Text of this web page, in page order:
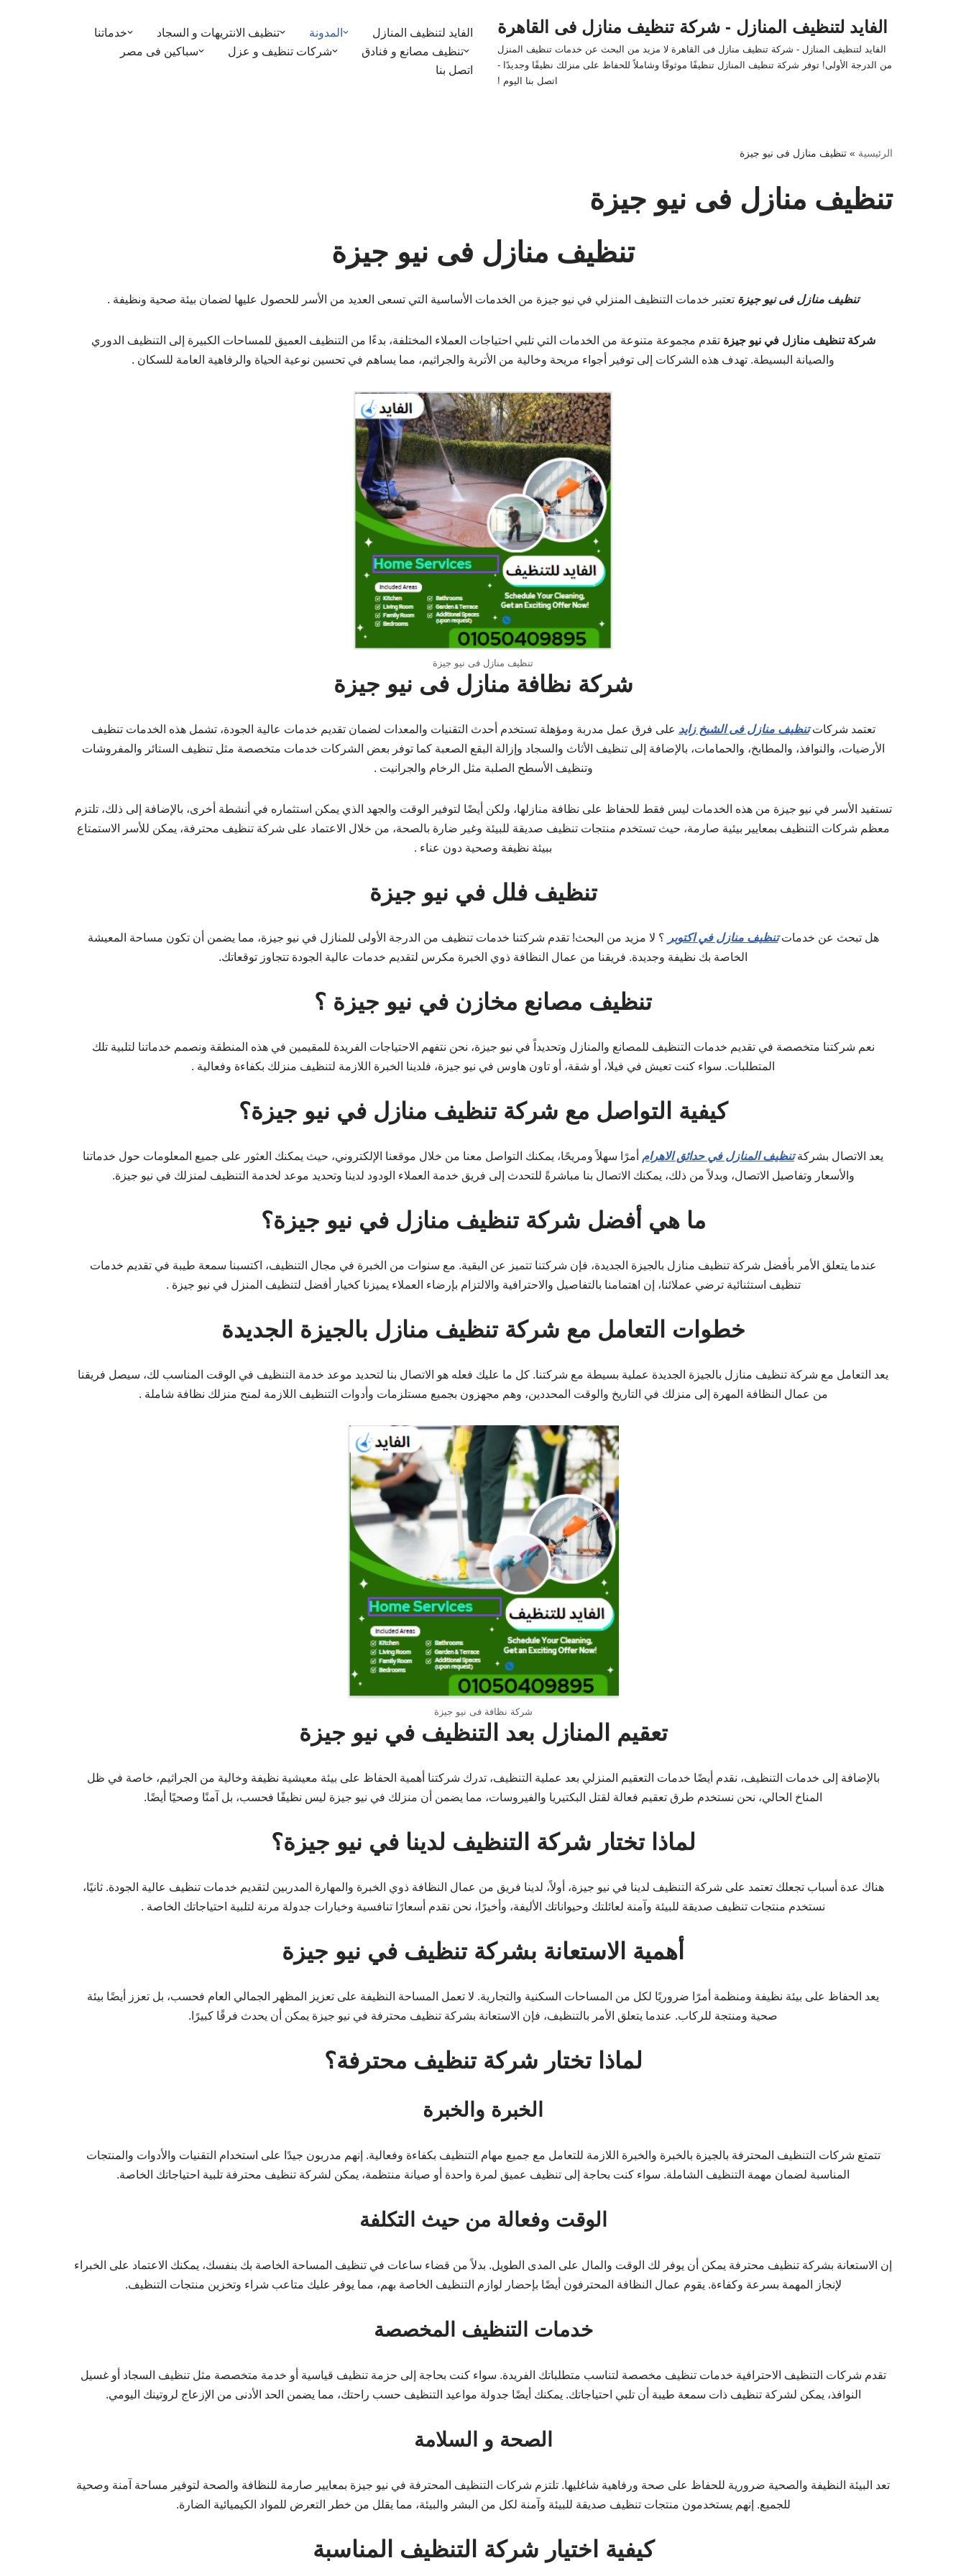
الفايد لتنظيف المنازل - شركة تنظيف منازل فى القاهرة
الفايد لتنظيف المنازل - شركة تنظيف منازل فى القاهرة لا مزيد من البحث عن خدمات تنظيف المنزل
من الدرجة الأولى! توفر شركة تنظيف المنازل تنظيفًا موثوقًا وشاملاً للحفاظ على منزلك نظيفًا وجديدًا -
اتصل بنا اليوم !
الفايد لتنظيف المنازل المدونة تنظيف الانتريهات و السجاد
خدماتنا
تنظيف مصانع و فنادق
شركات تنظيف و عزل
سباكين فى مصر
اتصل بنا
الرئيسية » تنظيف منازل فى نيو جيزة
تنظيف منازل فى نيو جيزة
تنظيف منازل فى نيو جيزة
تنظيف منازل فى نيو جيزة تعتبر خدمات التنظيف المنزلي في نيو جيزة من الخدمات الأساسية التي تسعى العديد من الأسر للحصول عليها لضمان بيئة صحية ونظيفة .
شركة تنظيف منازل في نيو جيزة تقدم مجموعة متنوعة من الخدمات التي تلبي احتياجات العملاء المختلفة، بدءًا من التنظيف العميق للمساحات الكبيرة إلى التنظيف الدوري
والصيانة البسيطة. تهدف هذه الشركات إلى توفير أجواء مريحة وخالية من الأتربة والجراثيم، مما يساهم في تحسين نوعية الحياة والرفاهية العامة للسكان .
تنظيف منازل فى نيو جيزة
شركة نظافة منازل فى نيو جيزة
تعتمد شركاتتنظيف منازل فى الشيخ زايد على فرق عمل مدربة ومؤهلة تستخدم أحدث التقنيات والمعدات لضمان تقديم خدمات عالية الجودة، تشمل هذه الخدمات تنظيف
الأرضيات، والنوافذ، والمطابخ، والحمامات، بالإضافة إلى تنظيف الأثاث والسجاد وإزالة البقع الصعبة كما توفر بعض الشركات خدمات متخصصة مثل تنظيف الستائر والمفروشات
وتنظيف الأسطح الصلبة مثل الرخام والجرانيت .
تستفيد الأسر في نيو جيزة من هذه الخدمات ليس فقط للحفاظ على نظافة منازلها، ولكن أيضًا لتوفير الوقت والجهد الذي يمكن استثماره في أنشطة أخرى، بالإضافة إلى ذلك، تلتزم
معظم شركات التنظيف بمعايير بيئية صارمة، حيث تستخدم منتجات تنظيف صديقة للبيئة وغير ضارة بالصحة، من خلال الاعتماد على شركة تنظيف محترفة، يمكن للأسر الاستمتاع
ببيئة نظيفة وصحية دون عناء .
تنظيف فلل في نيو جيزة
هل تبحث عن خدماتتنظيف منازل في اكتوبر ؟ لا مزيد من البحث! تقدم شركتنا خدمات تنظيف من الدرجة الأولى للمنازل في نيو جيزة، مما يضمن أن تكون مساحة المعيشة
الخاصة بك نظيفة وجديدة. فريقنا من عمال النظافة ذوي الخبرة مكرس لتقديم خدمات عالية الجودة تتجاوز توقعاتك.
تنظيف مصانع مخازن في نيو جيزة ؟
نعم شركتنا متخصصة في تقديم خدمات التنظيف للمصانع والمنازل وتحديداً في نيو جيزة، نحن نتفهم الاحتياجات الفريدة للمقيمين في هذه المنطقة ونصمم خدماتنا لتلبية تلك
المتطلبات. سواء كنت تعيش في فيلا، أو شقة، أو تاون هاوس في نيو جيزة، فلدينا الخبرة اللازمة لتنظيف منزلك بكفاءة وفعالية .
كيفية التواصل مع شركة تنظيف منازل في نيو جيزة؟
يعد الاتصال بشركةتنظيف المنازل في حدائق الاهرام أمرًا سهلاً ومريحًا، يمكنك التواصل معنا من خلال موقعنا الإلكتروني، حيث يمكنك العثور على جميع المعلومات حول خدماتنا
والأسعار وتفاصيل الاتصال، وبدلاً من ذلك، يمكنك الاتصال بنا مباشرةً للتحدث إلى فريق خدمة العملاء الودود لدينا وتحديد موعد لخدمة التنظيف لمنزلك في نيو جيزة.
ما هي أفضل شركة تنظيف منازل في نيو جيزة؟
عندما يتعلق الأمر بأفضل شركة تنظيف منازل بالجيزة الجديدة، فإن شركتنا تتميز عن البقية. مع سنوات من الخبرة في مجال التنظيف، اكتسبنا سمعة طيبة في تقديم خدمات
تنظيف استثنائية ترضي عملائنا، إن اهتمامنا بالتفاصيل والاحترافية والالتزام بإرضاء العملاء يميزنا كخيار أفضل لتنظيف المنزل في نيو جيزة .
خطوات التعامل مع شركة تنظيف منازل بالجيزة الجديدة
يعد التعامل مع شركة تنظيف منازل بالجيزة الجديدة عملية بسيطة مع شركتنا. كل ما عليك فعله هو الاتصال بنا لتحديد موعد خدمة التنظيف في الوقت المناسب لك، سيصل فريقنا
من عمال النظافة المهرة إلى منزلك في التاريخ والوقت المحددين، وهم مجهزون بجميع مستلزمات وأدوات التنظيف اللازمة لمنح منزلك نظافة شاملة .
شركة نظافة فى نيو جيزة
تعقيم المنازل بعد التنظيف في نيو جيزة
بالإضافة إلى خدمات التنظيف، نقدم أيضًا خدمات التعقيم المنزلي بعد عملية التنظيف، تدرك شركتنا أهمية الحفاظ على بيئة معيشية نظيفة وخالية من الجراثيم، خاصة في ظل
المناخ الحالي، نحن نستخدم طرق تعقيم فعالة لقتل البكتيريا والفيروسات، مما يضمن أن منزلك في نيو جيزة ليس نظيفًا فحسب، بل آمنًا وصحيًا أيضًا.
لماذا تختار شركة التنظيف لدينا في نيو جيزة؟
هناك عدة أسباب تجعلك تعتمد على شركة التنظيف لدينا في نيو جيزة، أولاً، لدينا فريق من عمال النظافة ذوي الخبرة والمهارة المدربين لتقديم خدمات تنظيف عالية الجودة. ثانيًا،
نستخدم منتجات تنظيف صديقة للبيئة وآمنة لعائلتك وحيواناتك الأليفة، وأخيرًا، نحن نقدم أسعارًا تنافسية وخيارات جدولة مرنة لتلبية احتياجاتك الخاصة .
أهمية الاستعانة بشركة تنظيف في نيو جيزة
يعد الحفاظ على بيئة نظيفة ومنظمة أمرًا ضروريًا لكل من المساحات السكنية والتجارية. لا تعمل المساحة النظيفة على تعزيز المظهر الجمالي العام فحسب، بل تعزز أيضًا بيئة
صحية ومنتجة للركاب. عندما يتعلق الأمر بالتنظيف، فإن الاستعانة بشركة تنظيف محترفة في نيو جيزة يمكن أن يحدث فرقًا كبيرًا.
لماذا تختار شركة تنظيف محترفة؟
الخبرة والخبرة
تتمتع شركات التنظيف المحترفة بالجيزة بالخبرة والخبرة اللازمة للتعامل مع جميع مهام التنظيف بكفاءة وفعالية. إنهم مدربون جيدًا على استخدام التقنيات والأدوات والمنتجات
المناسبة لضمان مهمة التنظيف الشاملة. سواء كنت بحاجة إلى تنظيف عميق لمرة واحدة أو صيانة منتظمة، يمكن لشركة تنظيف محترفة تلبية احتياجاتك الخاصة.
الوقت وفعالة من حيث التكلفة
إن الاستعانة بشركة تنظيف محترفة يمكن أن يوفر لك الوقت والمال على المدى الطويل. بدلاً من قضاء ساعات في تنظيف المساحة الخاصة بك بنفسك، يمكنك الاعتماد على الخبراء
لإنجاز المهمة بسرعة وكفاءة. يقوم عمال النظافة المحترفون أيضًا بإحضار لوازم التنظيف الخاصة بهم، مما يوفر عليك متاعب شراء وتخزين منتجات التنظيف.
خدمات التنظيف المخصصة
تقدم شركات التنظيف الاحترافية خدمات تنظيف مخصصة لتناسب متطلباتك الفريدة. سواء كنت بحاجة إلى حزمة تنظيف قياسية أو خدمة متخصصة مثل تنظيف السجاد أو غسيل
النوافذ، يمكن لشركة تنظيف ذات سمعة طيبة أن تلبي احتياجاتك. يمكنك أيضًا جدولة مواعيد التنظيف حسب راحتك، مما يضمن الحد الأدنى من الإزعاج لروتينك اليومي.
الصحة و السلامة
تعد البيئة النظيفة والصحية ضرورية للحفاظ على صحة ورفاهية شاغليها. تلتزم شركات التنظيف المحترفة في نيو جيزة بمعايير صارمة للنظافة والصحة لتوفير مساحة آمنة وصحية
للجميع. إنهم يستخدمون منتجات تنظيف صديقة للبيئة وآمنة لكل من البشر والبيئة، مما يقلل من خطر التعرض للمواد الكيميائية الضارة.
كيفية اختيار شركة التنظيف المناسبة